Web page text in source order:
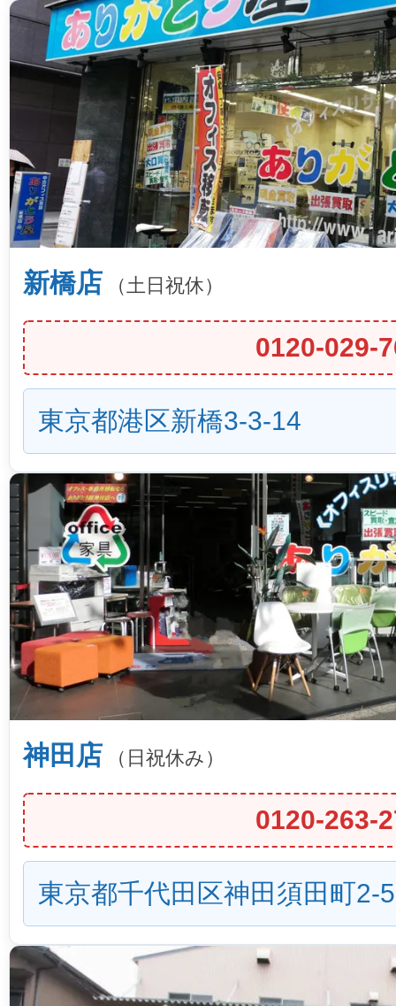
新橋店 （土日祝休）
0120-029-
東京都港区新橋3-3-14
神田店 （日祝休み）
0120-263-
東京都千代田区神田須田町2-